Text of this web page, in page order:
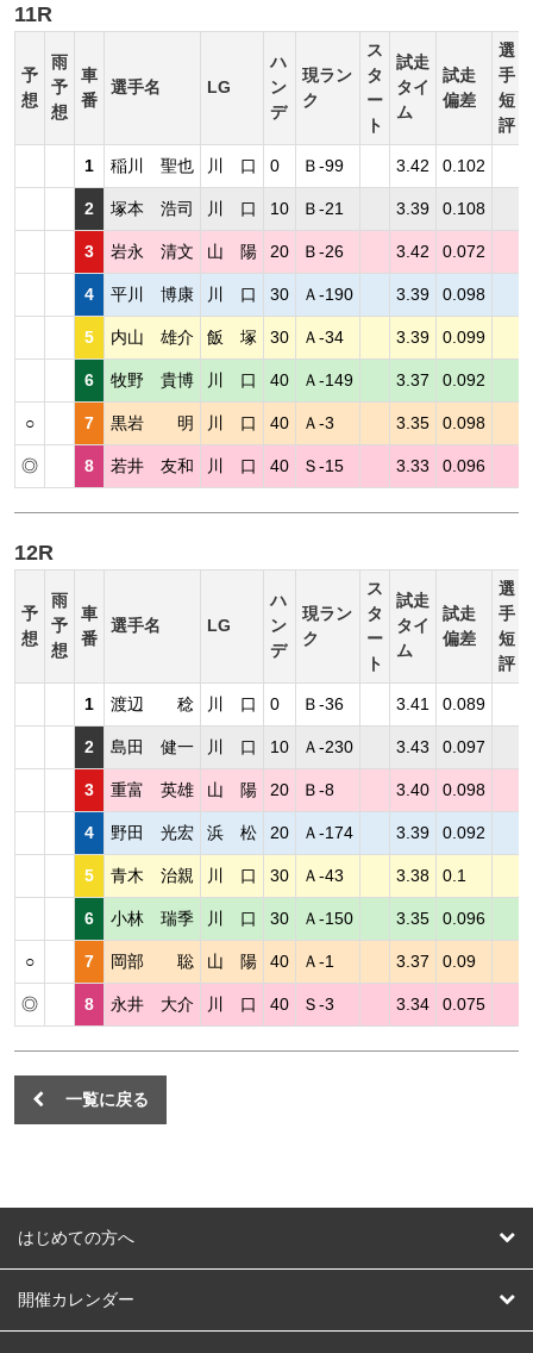
11R
予
想
雨
予
想
車
番
選手名 LG
ハ
ン
デ
現ラン
ク
ス
タ
ー
ト
試走
タイ
ム
試走
偏差
選
手
短
評
1 稲川 聖也 川 口 0 Ｂ-99 3.42 0.102
2 塚本 浩司 川 口 10 Ｂ-21 3.39 0.108
3 岩永 清文 山 陽 20 Ｂ-26 3.42 0.072
4 平川 博康 川 口 30 Ａ-190 3.39 0.098
5 内山 雄介 飯 塚 30 Ａ-34 3.39 0.099
6 牧野 貴博 川 口 40 Ａ-149 3.37 0.092
○ 7 黒岩 明 川 口 40 Ａ-3 3.35 0.098
◎ 8 若井 友和 川 口 40 Ｓ-15 3.33 0.096
12R
予
想
雨
予
想
車
番
選手名 LG
ハ
ン
デ
現ラン
ク
ス
タ
ー
ト
試走
タイ
ム
試走
偏差
選
手
短
評
1 渡辺 稔 川 口 0 Ｂ-36 3.41 0.089
2 島田 健一 川 口 10 Ａ-230 3.43 0.097
3 重富 英雄 山 陽 20 Ｂ-8 3.40 0.098
4 野田 光宏 浜 松 20 Ａ-174 3.39 0.092
5 青木 治親 川 口 30 Ａ-43 3.38 0.1
6 小林 瑞季 川 口 30 Ａ-150 3.35 0.096
○ 7 岡部 聡 山 陽 40 Ａ-1 3.37 0.09
◎ 8 永井 大介 川 口 40 Ｓ-3 3.34 0.075
一覧に戻る
はじめての方へ
はじめての方へ
開催カレンダー